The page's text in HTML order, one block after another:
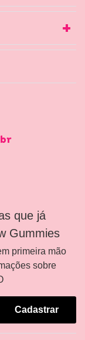
que já
Gummies
primeira mão
sobre
Cadastrar